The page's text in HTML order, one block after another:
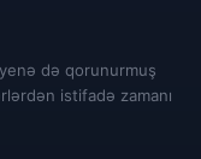
də qorunurmuş
istifadə zamanı